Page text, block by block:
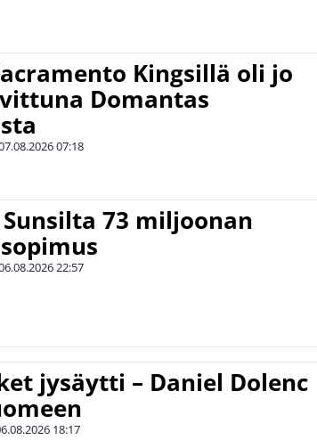
Kingsillä oli jo
Domantas
07:18
73 miljoonan
22:57
jysäytti – Daniel Dolenc
18:17